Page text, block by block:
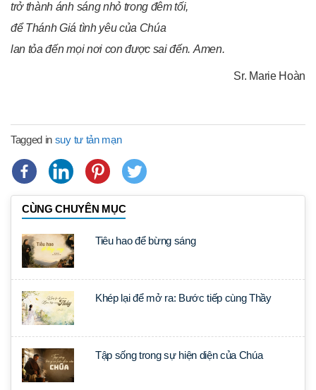
trở thành ánh sáng nhỏ trong đêm tối,
để Thánh Giá tình yêu của Chúa
lan tỏa đến mọi nơi con được sai đến. Amen.
Sr. Marie Hoàn
Tagged in suy tư tản mạn
CÙNG CHUYÊN MỤC
Tiêu hao để bừng sáng
Khép lại để mở ra: Bước tiếp cùng Thầy
Tập sống trong sự hiện diện của Chúa